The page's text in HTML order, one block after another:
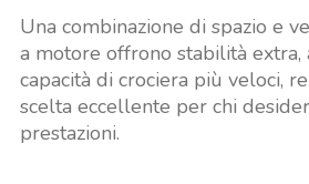
Una combinazione di spazio e
a motore offrono stabilità extra,
capacità di crociera più veloci,
scelta eccellente per chi
prestazioni.